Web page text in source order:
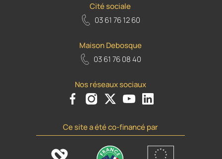
Cité sociale
03 61 76 12 60
Maison Debosque
03 61 76 08 40
Nos réseaux sociaux
Voir le compte Facebook de la Ville
Voir le compte Instagram de la Ville
Voir le compte Twiiter de la Ville
Voir le compte Youtube de
Voir le compte Flickr
Ce site a été co-financé par